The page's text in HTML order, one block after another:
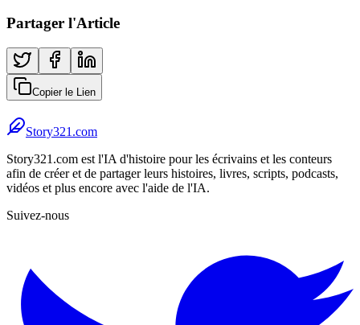
Partager l'Article
Copier le Lien
Story321.com
Story321.com est l'IA d'histoire pour les écrivains et les conteurs
afin de créer et de partager leurs histoires, livres, scripts, podcasts,
vidéos et plus encore avec l'aide de l'IA.
Suivez-nous